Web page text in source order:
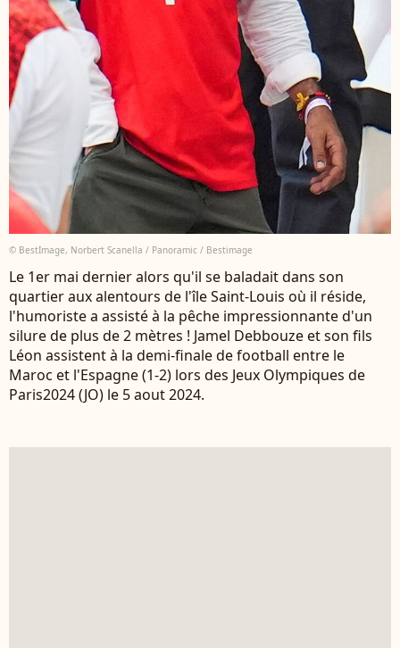
© BestImage, Norbert Scanella / Panoramic / Bestimage
Le 1er mai dernier alors qu'il se baladait dans son
quartier aux alentours de l'île Saint-Louis où il réside,
l'humoriste a assisté à la pêche impressionnante d'un
silure de plus de 2 mètres ! Jamel Debbouze et son fils
Léon assistent à la demi-finale de football entre le
Maroc et l'Espagne (1-2) lors des Jeux Olympiques de
Paris2024 (JO) le 5 aout 2024.